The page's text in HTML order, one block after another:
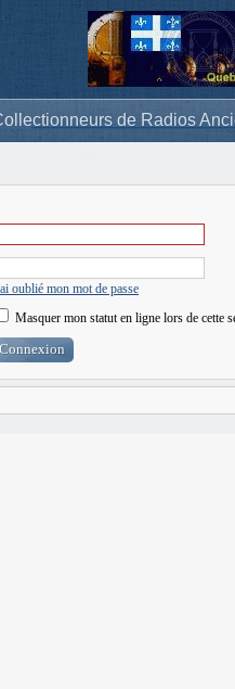
de Radios
oublié mon mot de passe
Masquer mon statut en ligne lors de cette